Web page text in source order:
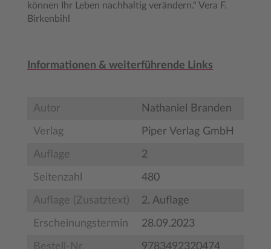
können Ihr Leben nachhaltig verändern." Vera F.
Birkenbihl
Informationen & weiterführende Links
Autor Nathaniel Branden
Verlag Piper Verlag GmbH
Auflage 2
Seitenzahl 480
Auflage (Zusatztext) 2. Auflage
Erscheinungstermin 28.09.2023
Bestell-Nr. 9783492320474